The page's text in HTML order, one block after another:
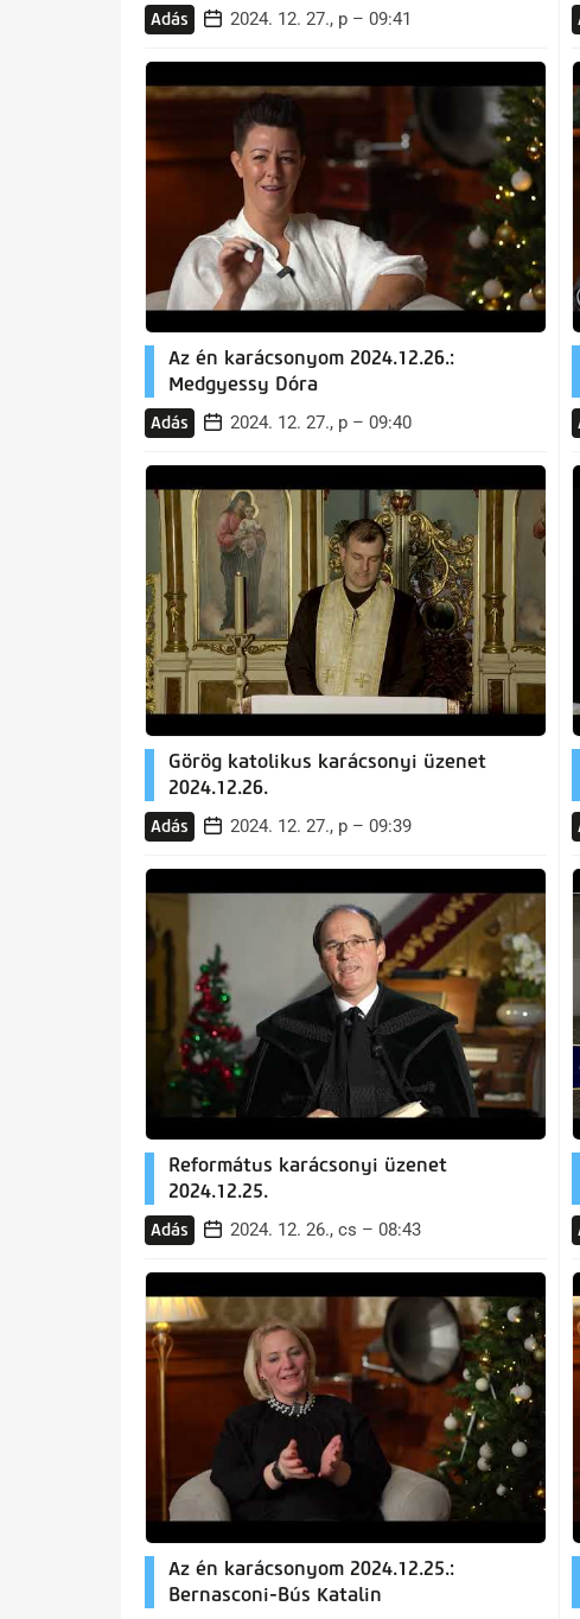
Adás 2024. 12. 27., p – 09:41
Az én karácsonyom 2024.12.26.:
Medgyessy Dóra
Adás 2024. 12. 27., p – 09:40
Görög katolikus karácsonyi üzenet
2024.12.26.
Adás 2024. 12. 27., p – 09:39
Református karácsonyi üzenet
2024.12.25.
Adás 2024. 12. 26., cs – 08:43
Az én karácsonyom 2024.12.25.:
Bernasconi-Bús Katalin